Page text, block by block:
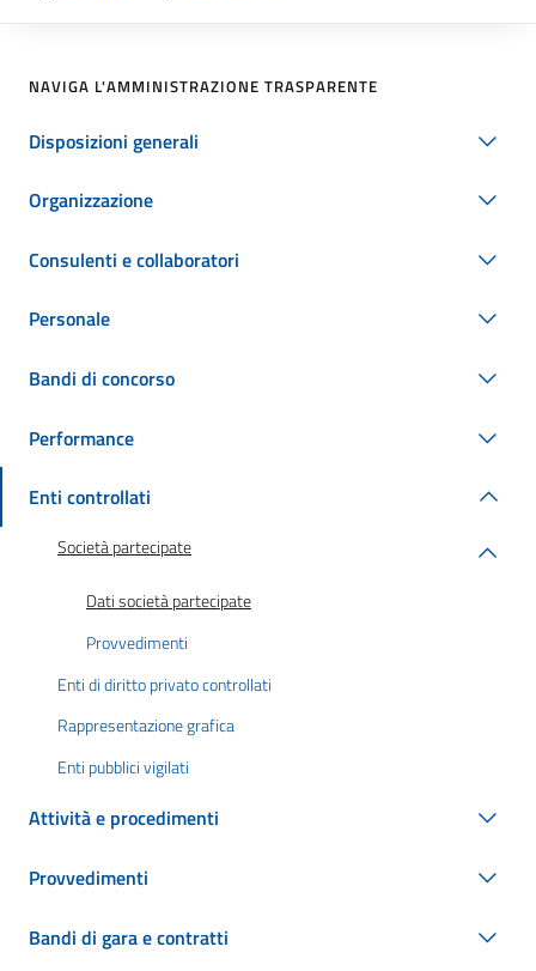
NAVIGA L'AMMINISTRAZIONE TRASPARENTE
Disposizioni generali
Organizzazione
Consulenti e collaboratori
Personale
Bandi di concorso
Performance
Enti controllati
Società partecipate
Dati società partecipate
Provvedimenti
Enti di diritto privato controllati
Rappresentazione grafica
Enti pubblici vigilati
Attività e procedimenti
Provvedimenti
Bandi di gara e contratti